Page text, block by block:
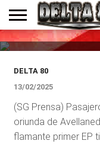
ENTREVISTAS
PREMIOS
PRODUCCIONES
PROGRAMACION
CONTACTO
HOMEPAGE
“Abuelitos
Teatro de
DELTA 80
13/02/2025
(SG Prensa)
oriunda de
flamante primer EP